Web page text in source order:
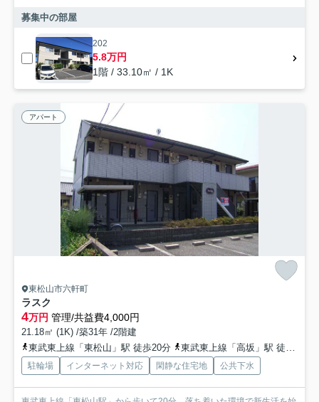
募集中の部屋
202
5.8万円
1階 / 33.10㎡ / 1K
アパート
東松山市六軒町
ラスク
4万円 管理/共益費4,000円
21.18㎡ (1K) /築31年 /2階建
東武東上線「東松山」駅 徒歩20分
東武東上線「高坂」駅 徒歩57分
駐輪場 インターネット対応 閑静な住宅地 公共下水